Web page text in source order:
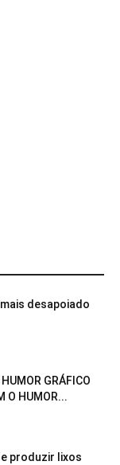
desapoiado
GRÁFICO
O HUMOR...
produzir lixos